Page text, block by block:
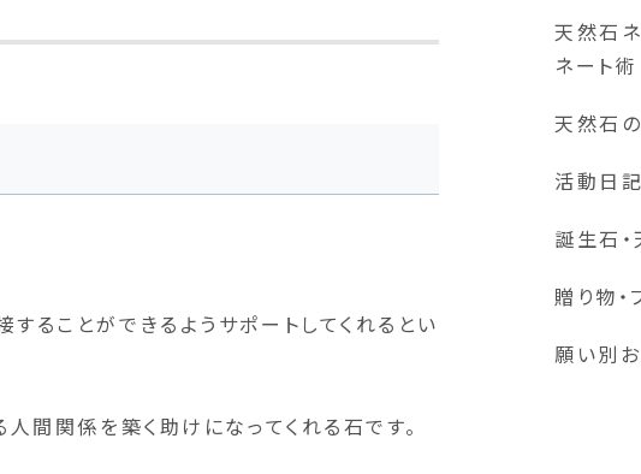
ることができるようサポートしてくれるとい
間関係を築く助けになってくれる石です。
天然石
ネート術
天然石
活動日記
誕生石
贈り物・
願い別